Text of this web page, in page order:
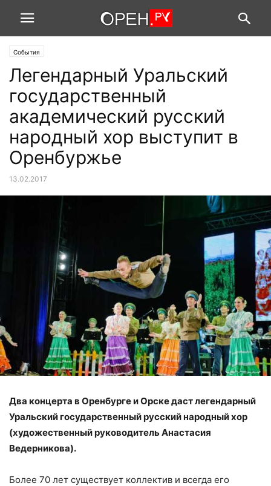
События
Легендарный Уральский
государственный
академический русский
народный хор выступит в
Оренбуржье
13.02.2017
Два концерта в Оренбурге и Орске даст легендарный
Уральский государственный русский народный хор
(художественный руководитель Анастасия
Ведерникова).
Более 70 лет существует коллектив и всегда его